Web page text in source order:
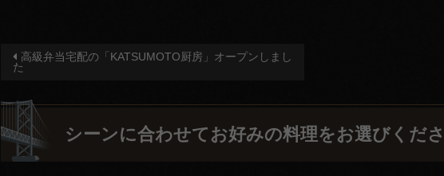
投
ナ
ビ
高級弁当宅配の「KATSUMOTO厨房」オープンしまし
た
シーンに合わせてお好みの料理をお選びくださ